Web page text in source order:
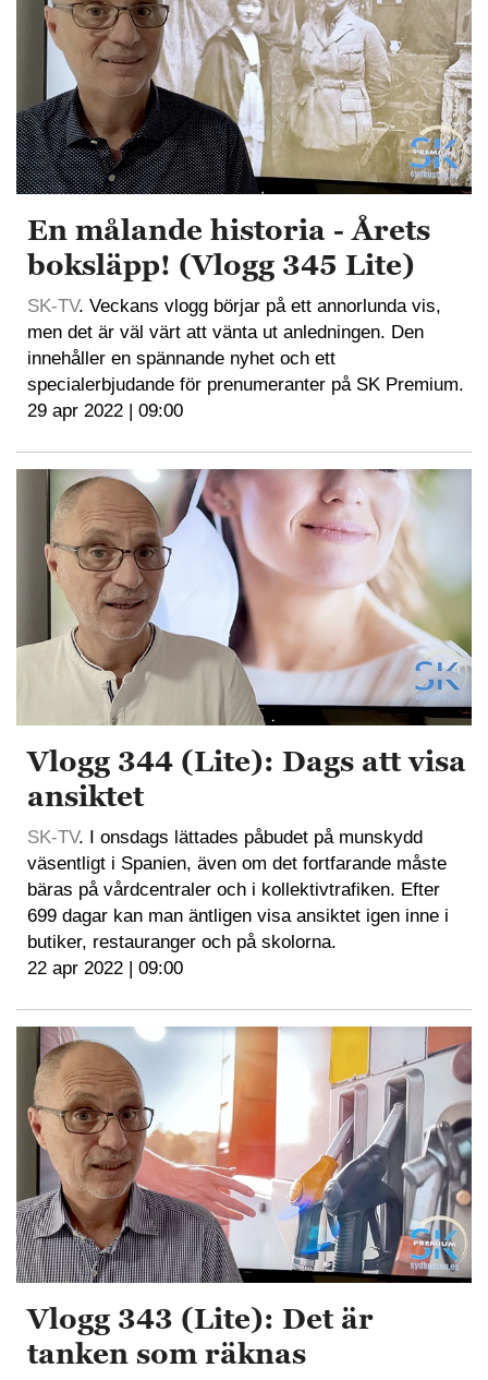
En målande historia - Årets
boksläpp! (Vlogg 345 Lite)
SK-TV. Veckans vlogg börjar på ett annorlunda vis,
men det är väl värt att vänta ut anledningen. Den
innehåller en spännande nyhet och ett
specialerbjudande för prenumeranter på SK Premium.
29 apr 2022 | 09:00
Vlogg 344 (Lite): Dags att visa
ansiktet
SK-TV. I onsdags lättades påbudet på munskydd
väsentligt i Spanien, även om det fortfarande måste
bäras på vårdcentraler och i kollektivtrafiken. Efter
699 dagar kan man äntligen visa ansiktet igen inne i
butiker, restauranger och på skolorna.
22 apr 2022 | 09:00
Vlogg 343 (Lite): Det är
tanken som räknas